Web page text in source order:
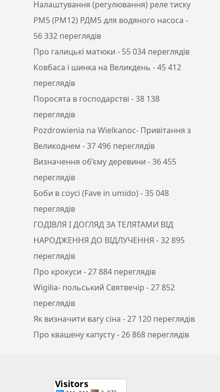
Налаштування (регулювання) реле тиску
РМ5 (РМ12) РДМ5 для водяного насоса -
56 332 переглядів
Про галицькі матюки - 55 034 переглядів
Ковбаса і шинка на Великдень - 45 412
переглядів
Поросята в господарстві - 38 138
переглядів
Pozdrowienia na Wielkanoc- Привітання з
Великоднем - 37 496 переглядів
Визначення об’єму деревини - 36 455
переглядів
Боби в соусі (Fave in umido) - 35 048
переглядів
ГОДІВЛЯ І ДОГЛЯД ЗА ТЕЛЯТАМИ ВІД
НАРОДЖЕННЯ ДО ВІДЛУЧЕННЯ - 32 895
переглядів
Про крокуси - 27 884 переглядів
Wigilia- польський Святвечір - 27 852
переглядів
Як визначити вагу сіна - 27 120 переглядів
Про квашену капусту- 26 868 переглядів